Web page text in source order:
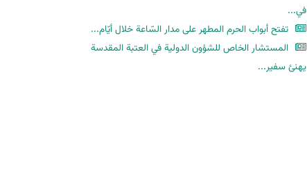
في...
تفتح أبواب الحرم المطهر على مدار السّاعة خلال أيّام...
المستشار الخاص للشؤون الدولية في العتبة المقدسة
يهنئ سفير...